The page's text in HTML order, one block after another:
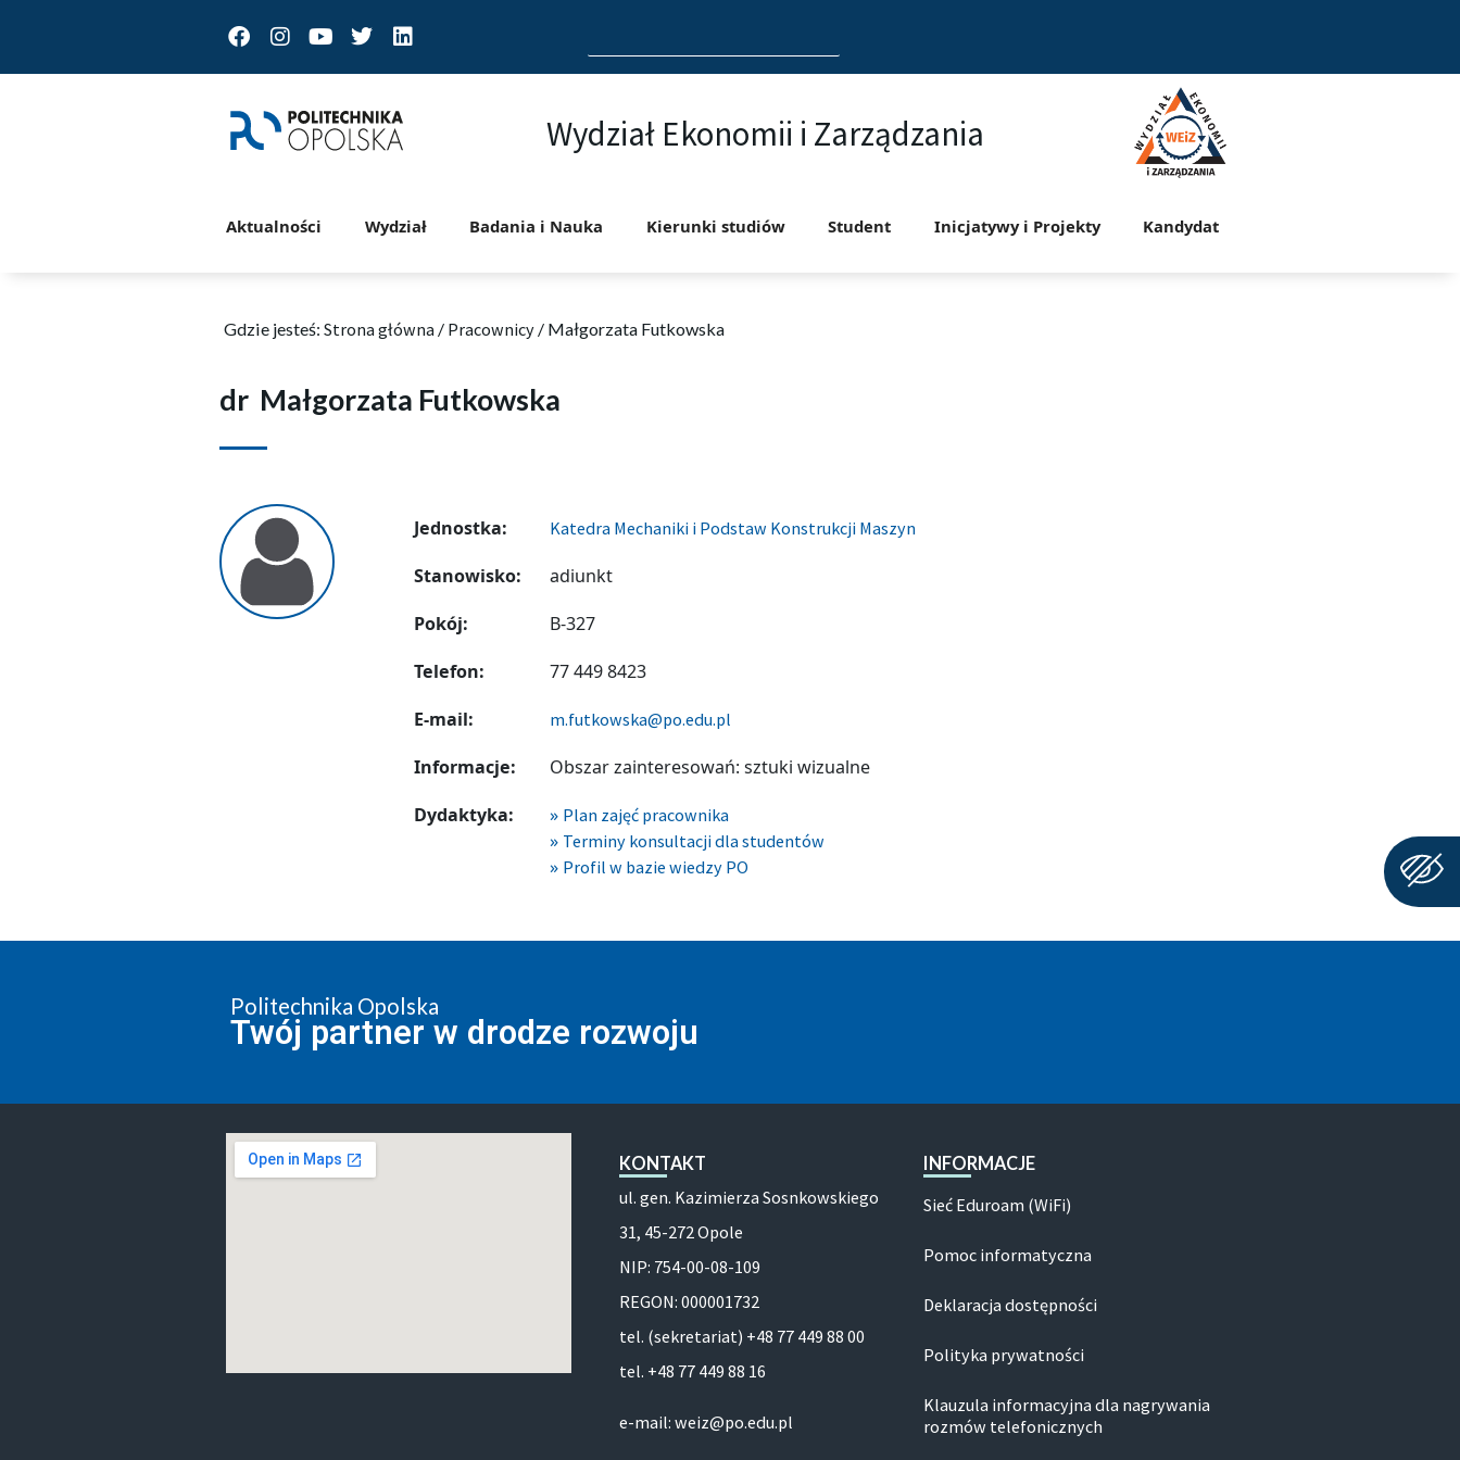
FacebookInstagram
Youtube
TwitterLinkedin
for:
Wydział Ekonomii i Zarządzania
Aktualności Wydział Badania i Nauka Kierunki studiów Student Inicjatywy i Projekty Kandydat
Gdzie jesteś: Strona główna / Pracownicy/ Małgorzata Futkowska
dr Małgorzata Futkowska
Jednostka: Katedra Mechaniki i Podstaw Konstrukcji Maszyn
Stanowisko:
adiunkt
Pokój:
B-327
Telefon:
77 449 8423
E-mail:
m.futkowska@po.edu.pl
Informacje:
Obszar zainteresowań: sztuki wizualne
Dydaktyka:
Plan zajęć pracownika
Terminy konsultacji dla studentów
Profil w bazie wiedzy PO
Politechnika Opolska
Twój partner w drodze rozwoju
KONTAKT
ul. gen. Kazimierza Sosnkowskiego
31, 45-272 Opole
NIP: 754-00-08-109
REGON: 000001732
tel. (sekretariat) +48 77 449 88 00
tel. +48 77 449 88 16
e-mail: weiz@po.edu.pl
INFORMACJE
Sieć Eduroam (WiFi)
Pomoc informatyczna
Deklaracja dostępności
Polityka prywatności
Klauzula informacyjna dla nagrywania
rozmów telefonicznych